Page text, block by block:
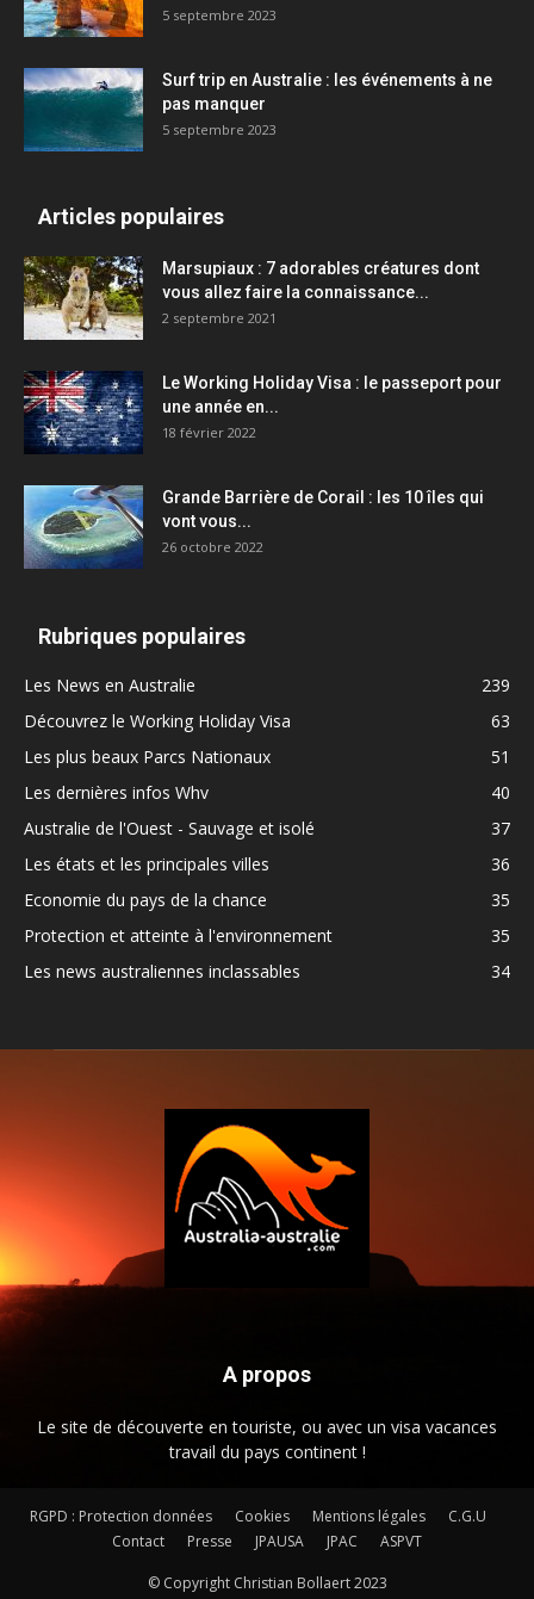
5 septembre 2023
Surf trip en Australie : les événements à ne
pas manquer
5 septembre 2023
Articles populaires
Marsupiaux : 7 adorables créatures dont
vous allez faire la connaissance...
2 septembre 2021
Le Working Holiday Visa : le passeport pour
une année en...
18 février 2022
Grande Barrière de Corail : les 10 îles qui
vont vous...
26 octobre 2022
Rubriques populaires
Les News en Australie
239
Découvrez le Working Holiday Visa
63
Les plus beaux Parcs Nationaux
51
Les dernières infos Whv
40
Australie de l'Ouest - Sauvage et isolé
37
Les états et les principales villes
36
Economie du pays de la chance
35
Protection et atteinte à l'environnement
35
Les news australiennes inclassables
34
A propos
Le site de découverte en touriste, ou avec un visa vacances
travail du pays continent !
RGPD : Protection données Cookies Mentions légales
C.G.U
Contact
Presse JPAUSA JPAC ASPVT
© Copyright Christian Bollaert 2023